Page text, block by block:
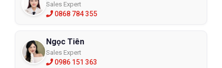
Sales Expert
0868 784 355
Ngọc Tiên
Sales Expert
0986 151 363